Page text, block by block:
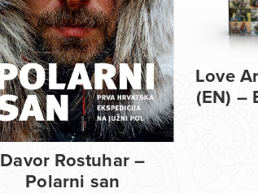
Davor Rostuhar –
Polarni san
Love
(EN) –